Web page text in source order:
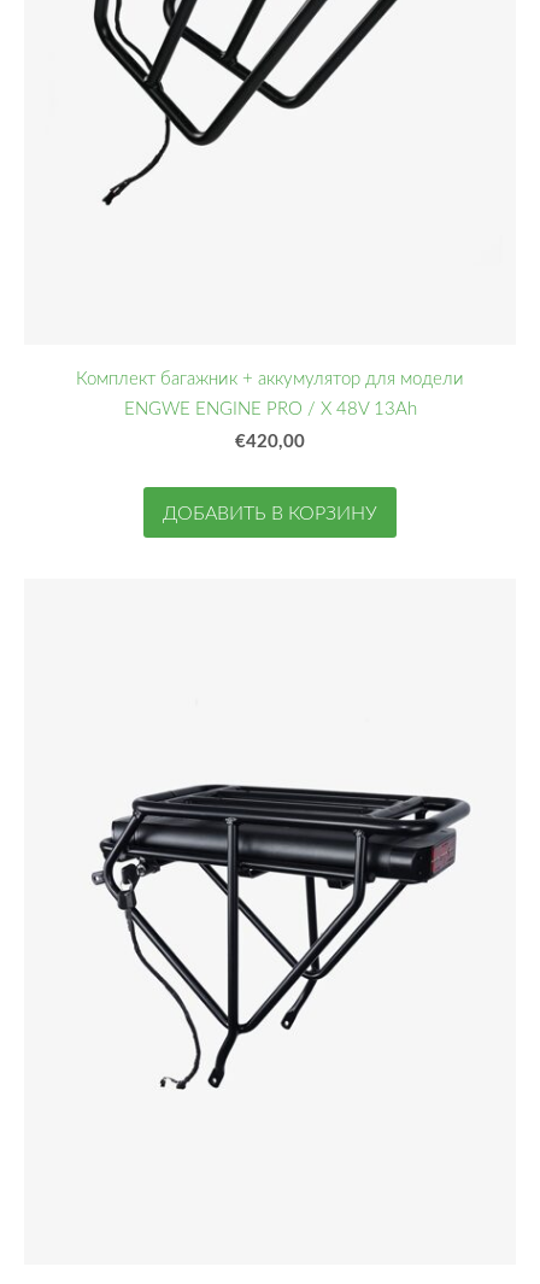
Комплект багажник + аккумулятор для модели
ENGWE ENGINE PRO / X 48V 13Ah
€420,00
ДОБАВИТЬ В КОРЗИНУ